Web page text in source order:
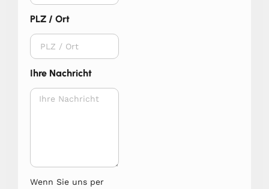
PLZ / Ort
Ihre Nachricht
Wenn Sie uns per